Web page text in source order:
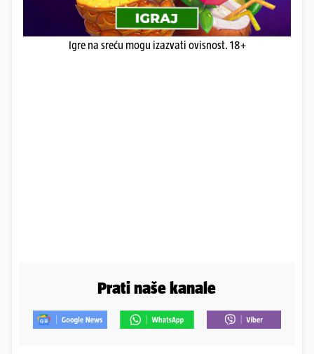
Igre na sreću mogu izazvati ovisnost. 18+
Prati naše kanale